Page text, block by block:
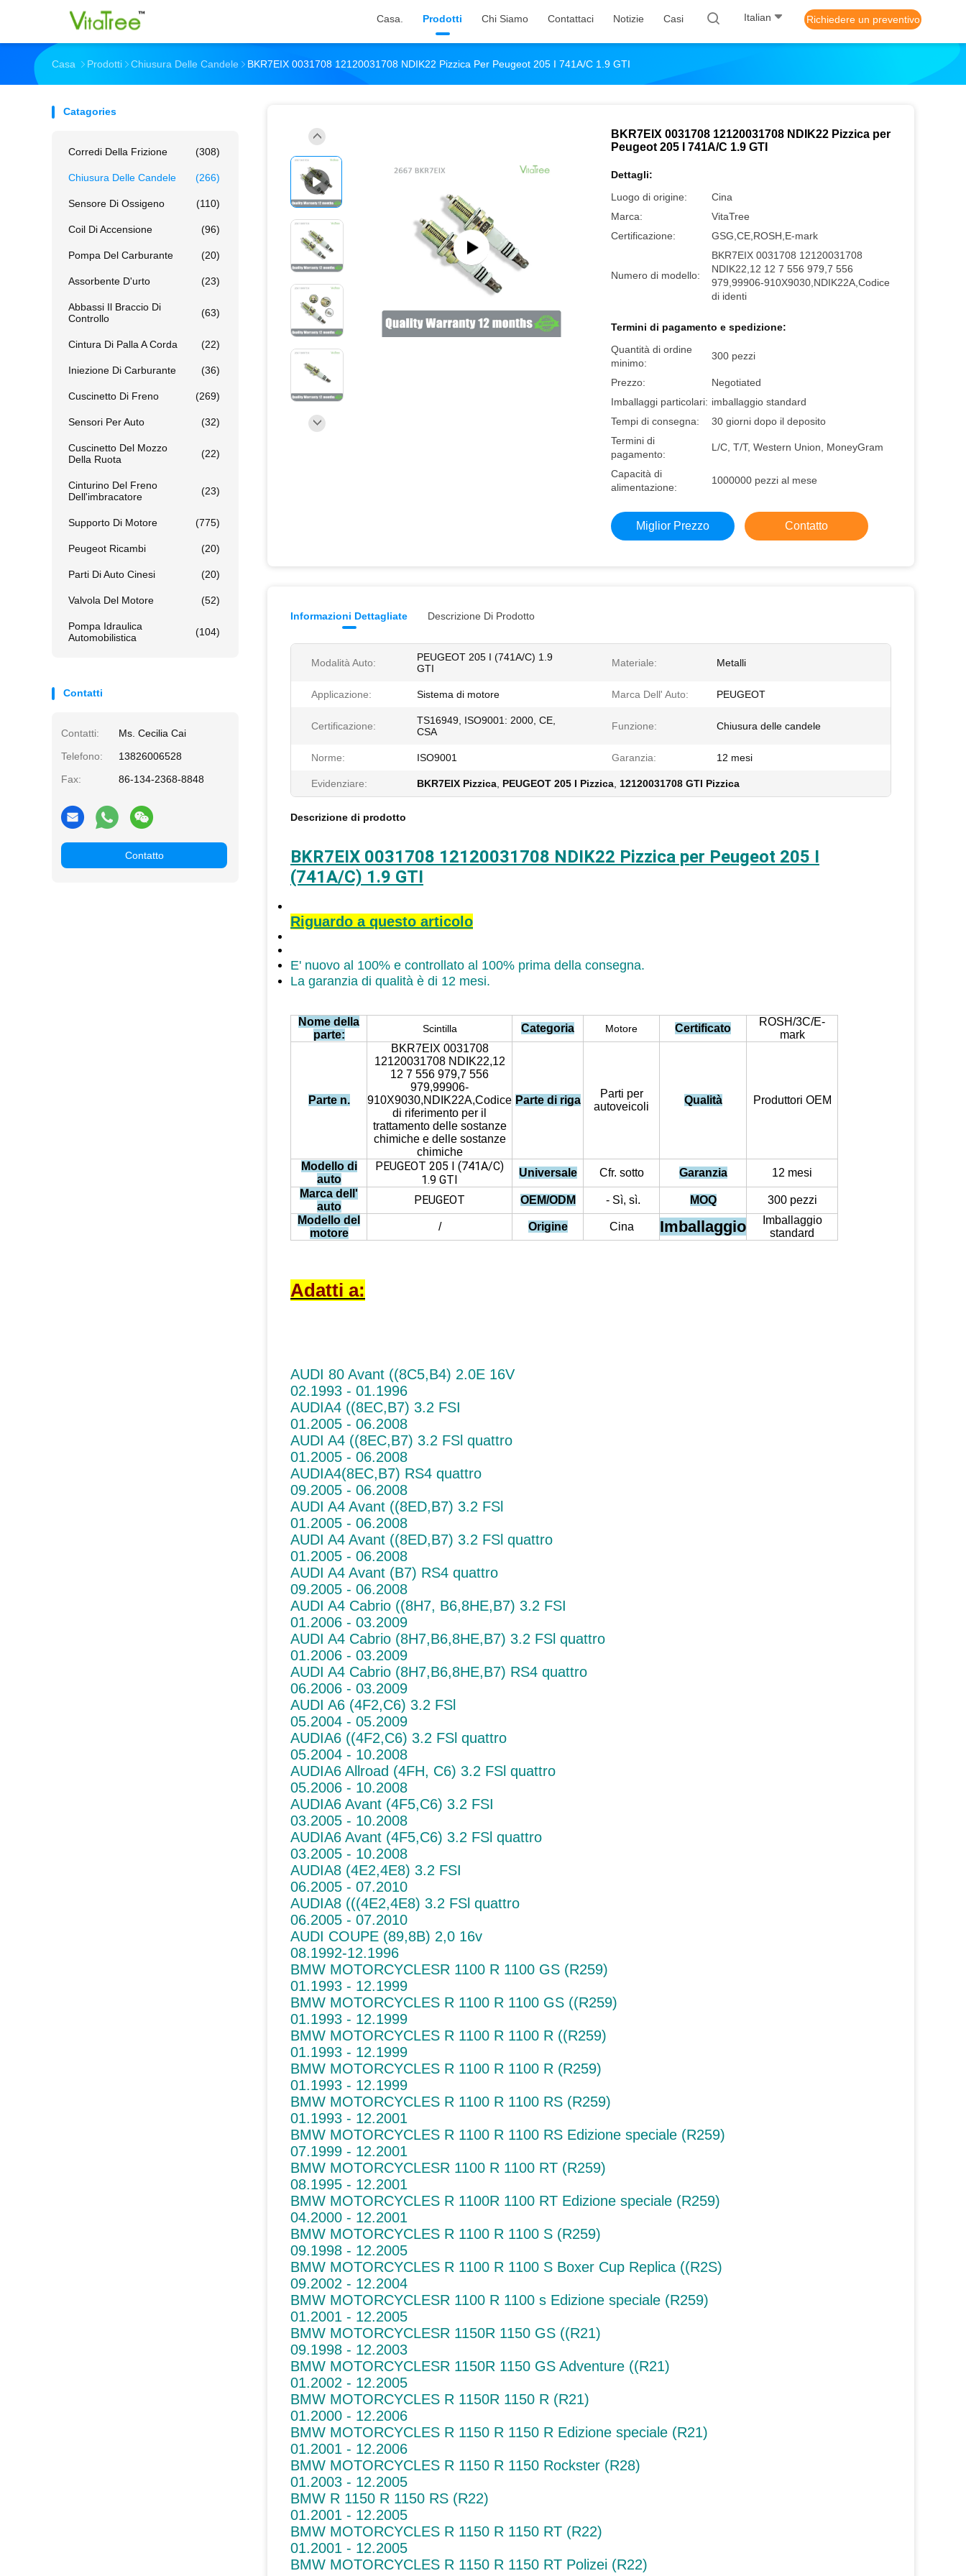
Casa. Prodotti Chi Siamo Contattaci Notizie Casi Italian Richiedere un preventivo
Casa Prodotti Chiusura Delle Candele BKR7EIX 0031708 12120031708 NDIK22 Pizzica Per Peugeot 205 I 741A/C 1.9 GTI
Catagories
Corredi Della Frizione (308)
Chiusura Delle Candele (266)
Sensore Di Ossigeno (110)
Coil Di Accensione (96)
Pompa Del Carburante (20)
Assorbente D'urto (23)
Abbassi Il Braccio Di
Controllo
(63)
Cintura Di Palla A Corda (22)
Iniezione Di Carburante (36)
Cuscinetto Di Freno (269)
Sensori Per Auto (32)
Cuscinetto Del Mozzo
Della Ruota
(22)
Cinturino Del Freno
Dell'imbracatore
(23)
Supporto Di Motore (775)
Peugeot Ricambi (20)
Parti Di Auto Cinesi (20)
Valvola Del Motore (52)
Pompa Idraulica
Automobilistica
(104)
Contatti
Contatti:
Ms. Cecilia Cai
Telefono:
13826006528
Fax:
86-134-2368-8848
Contatto
BKR7EIX 0031708 12120031708 NDIK22 Pizzica per
Peugeot 205 I 741A/C 1.9 GTI
Dettagli:
Luogo di origine:
Cina
Marca:
VitaTree
Certificazione:
GSG,CE,ROSH,E-mark
Numero di modello:
BKR7EIX 0031708 12120031708
NDIK22,12 12 7 556 979,7 556
979,99906-910X9030,NDIK22A,Codice
di identi
Termini di pagamento e spedizione:
Quantità di ordine
minimo:
300 pezzi
Prezzo:
Negotiated
Imballaggi particolari: imballaggio standard
Tempi di consegna:
30 giorni dopo il deposito
Termini di
pagamento:
L/C, T/T, Western Union, MoneyGram
Capacità di
alimentazione:
1000000 pezzi al mese
Miglior Prezzo Contatto
Informazioni Dettagliate Descrizione Di Prodotto
Modalità Auto:
PEUGEOT 205 I (741A/C) 1.9
GTI
Materiale: Metalli
Applicazione: Sistema di motore Marca Dell' Auto: PEUGEOT
Certificazione:
TS16949, ISO9001: 2000, CE,
CSA
Funzione: Chiusura delle candele
Norme: ISO9001 Garanzia: 12 mesi
Evidenziare: BKR7EIX Pizzica PEUGEOT 205 I Pizzica 12120031708 GTI Pizzica
Descrizione di prodotto
BKR7EIX 0031708 12120031708 NDIK22 Pizzica per Peugeot 205 I
(741A/C) 1.9 GTI
Riguardo a questo articolo
E' nuovo al 100% e controllato al 100% prima della consegna.
La garanzia di qualità è di 12 mesi.
Nome della
parte:
Scintilla Categoria Motore Certificato
ROSH/3C/E-
mark
Parte n.
BKR7EIX 0031708
12120031708 NDIK22,12
12 7 556 979,7 556
979,99906-
910X9030,NDIK22A,Codice
di riferimento per il
trattamento delle sostanze
chimiche e delle sostanze
chimiche
Parte di riga
Parti per
autoveicoli
Qualità Produttori OEM
Modello di
auto
PEUGEOT 205 I (741A/C)
1.9 GTI
Universale Cfr. sotto Garanzia
12 mesi
Marca dell'
auto
PEUGEOT OEM/ODM - Sì, sì. MOQ
300 pezzi
Modello del
motore
/ Origine Cina Imballaggio
Imballaggio
standard
Adatti a:
AUDI 80 Avant ((8C5,B4) 2.0E 16V
02.1993 - 01.1996
AUDIA4 ((8EC,B7) 3.2 FSI
01.2005 - 06.2008
AUDI A4 ((8EC,B7) 3.2 FSl quattro
01.2005 - 06.2008
AUDIA4(8EC,B7) RS4 quattro
09.2005 - 06.2008
AUDI A4 Avant ((8ED,B7) 3.2 FSl
01.2005 - 06.2008
AUDI A4 Avant ((8ED,B7) 3.2 FSl quattro
01.2005 - 06.2008
AUDI A4 Avant (B7) RS4 quattro
09.2005 - 06.2008
AUDI A4 Cabrio ((8H7, B6,8HE,B7) 3.2 FSI
01.2006 - 03.2009
AUDI A4 Cabrio (8H7,B6,8HE,B7) 3.2 FSl quattro
01.2006 - 03.2009
AUDI A4 Cabrio (8H7,B6,8HE,B7) RS4 quattro
06.2006 - 03.2009
AUDI A6 (4F2,C6) 3.2 FSl
05.2004 - 05.2009
AUDIA6 ((4F2,C6) 3.2 FSl quattro
05.2004 - 10.2008
AUDIA6 Allroad (4FH, C6) 3.2 FSl quattro
05.2006 - 10.2008
AUDIA6 Avant (4F5,C6) 3.2 FSI
03.2005 - 10.2008
AUDIA6 Avant (4F5,C6) 3.2 FSl quattro
03.2005 - 10.2008
AUDIA8 (4E2,4E8) 3.2 FSI
06.2005 - 07.2010
AUDIA8 (((4E2,4E8) 3.2 FSl quattro
06.2005 - 07.2010
AUDI COUPE (89,8B) 2,0 16v
08.1992-12.1996
BMW MOTORCYCLESR 1100 R 1100 GS (R259)
01.1993 - 12.1999
BMW MOTORCYCLES R 1100 R 1100 GS ((R259)
01.1993 - 12.1999
BMW MOTORCYCLES R 1100 R 1100 R ((R259)
01.1993 - 12.1999
BMW MOTORCYCLES R 1100 R 1100 R (R259)
01.1993 - 12.1999
BMW MOTORCYCLES R 1100 R 1100 RS (R259)
01.1993 - 12.2001
BMW MOTORCYCLES R 1100 R 1100 RS Edizione speciale (R259)
07.1999 - 12.2001
BMW MOTORCYCLESR 1100 R 1100 RT (R259)
08.1995 - 12.2001
BMW MOTORCYCLES R 1100R 1100 RT Edizione speciale (R259)
04.2000 - 12.2001
BMW MOTORCYCLES R 1100 R 1100 S (R259)
09.1998 - 12.2005
BMW MOTORCYCLES R 1100 R 1100 S Boxer Cup Replica ((R2S)
09.2002 - 12.2004
BMW MOTORCYCLESR 1100 R 1100 s Edizione speciale (R259)
01.2001 - 12.2005
BMW MOTORCYCLESR 1150R 1150 GS ((R21)
09.1998 - 12.2003
BMW MOTORCYCLESR 1150R 1150 GS Adventure ((R21)
01.2002 - 12.2005
BMW MOTORCYCLES R 1150R 1150 R (R21)
01.2000 - 12.2006
BMW MOTORCYCLES R 1150 R 1150 R Edizione speciale (R21)
01.2001 - 12.2006
BMW MOTORCYCLES R 1150 R 1150 Rockster (R28)
01.2003 - 12.2005
BMW R 1150 R 1150 RS (R22)
01.2001 - 12.2005
BMW MOTORCYCLES R 1150 R 1150 RT (R22)
01.2001 - 12.2005
BMW MOTORCYCLES R 1150 R 1150 RT Polizei (R22)